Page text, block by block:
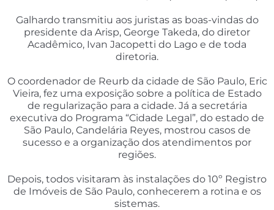
Galhardo transmitiu aos juristas as boas-vindas do
presidente da Arisp, George Takeda, do diretor
Acadêmico, Ivan Jacopetti do Lago e de toda
diretoria.
O coordenador de Reurb da cidade de São Paulo, Eric
Vieira, fez uma exposição sobre a política de Estado
de regularização para a cidade. Já a secretária
executiva do Programa “Cidade Legal”, do estado de
São Paulo, Candelária Reyes, mostrou casos de
sucesso e a organização dos atendimentos por
regiões.
Depois, todos visitaram às instalações do 10º Registro
de Imóveis de São Paulo, conhecerem a rotina e os
sistemas.